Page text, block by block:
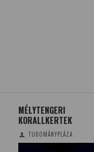
DO$$ÁRMILLIÓK A
VAKCINA MÖGÖTT – A
COVID-VAKCINA ÉS A
MÖGÖTTE LÉVŐ ÜZLET